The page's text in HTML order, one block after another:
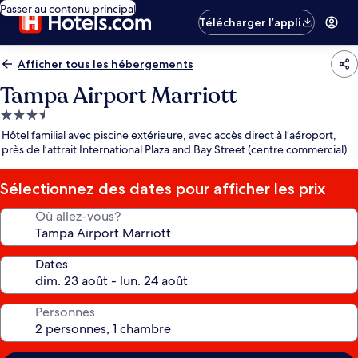
Passer au contenu principal
Télécharger l’appli
Afficher tous les hébergements
Tampa Airport Marriott
Hébergement
3.5 étoiles
Hôtel familial avec piscine extérieure, avec accès direct à l’aéroport,
près de l’attrait International Plaza and Bay Street (centre commercial)
Sélectionnez des dates pour afficher les prix
Où allez-vous?
Dates
Personnes